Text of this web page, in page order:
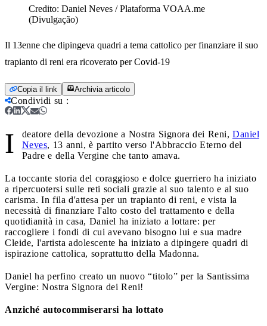
Credito: Daniel Neves / Plataforma VOAA.me
(Divulgação)
Il 13enne che dipingeva quadri a tema cattolico per finanziare il suo
trapianto di reni era ricoverato per Covid-19
Copia il link Archivia articolo
Condividi su :
I deatore della devozione a Nostra Signora dei Reni, Daniel
Neves, 13 anni, è partito verso l'Abbraccio Eterno del
Padre e della Vergine che tanto amava.
La toccante storia del coraggioso e dolce guerriero ha iniziato
a ripercuotersi sulle reti sociali grazie al suo talento e al suo
carisma. In fila d'attesa per un trapianto di reni, e vista la
necessità di finanziare l'alto costo del trattamento e della
quotidianità in casa, Daniel ha iniziato a lottare: per
raccogliere i fondi di cui avevano bisogno lui e sua madre
Cleide, l'artista adolescente ha iniziato a dipingere quadri di
ispirazione cattolica, soprattutto della Madonna.
Daniel ha perfino creato un nuovo “titolo” per la Santissima
Vergine: Nostra Signora dei Reni!
Anziché autocommiserarsi ha lottato